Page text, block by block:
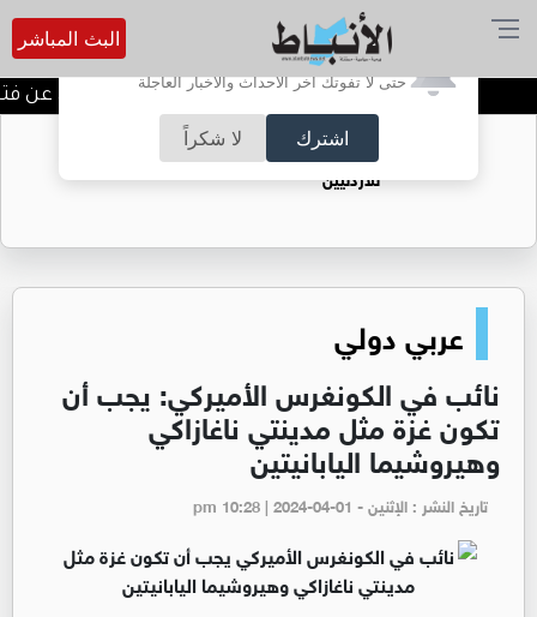
أترغب في تفعيل الإشعارات؟
حتى لا تفوتك آخر الأحداث والأخبار العاجلة
اشترك لا شكراً
البث المباشر
المستقلة للانتخاب تعلن عن فتح
حقل الريشة حين يتحول الغاز إلى فرص عمل
للأردنيين
عربي دولي
نائب في الكونغرس الأميركي: يجب أن
تكون غزة مثل مدينتي ناغازاكي
وهيروشيما اليابانيتين
تاريخ النشر : الإثنين - pm 10:28 | 2024-04-01